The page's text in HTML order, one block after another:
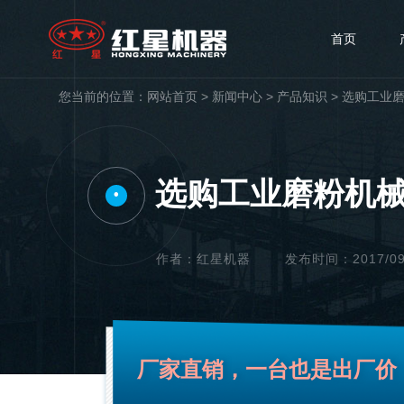
首页
您当前的位置： 网站首页 > 新闻中心 > 产品知识 > 选购工业
• 选购工业磨粉机
作者：红星机器 发布时间：2017/
厂家直销，一台也是出厂价